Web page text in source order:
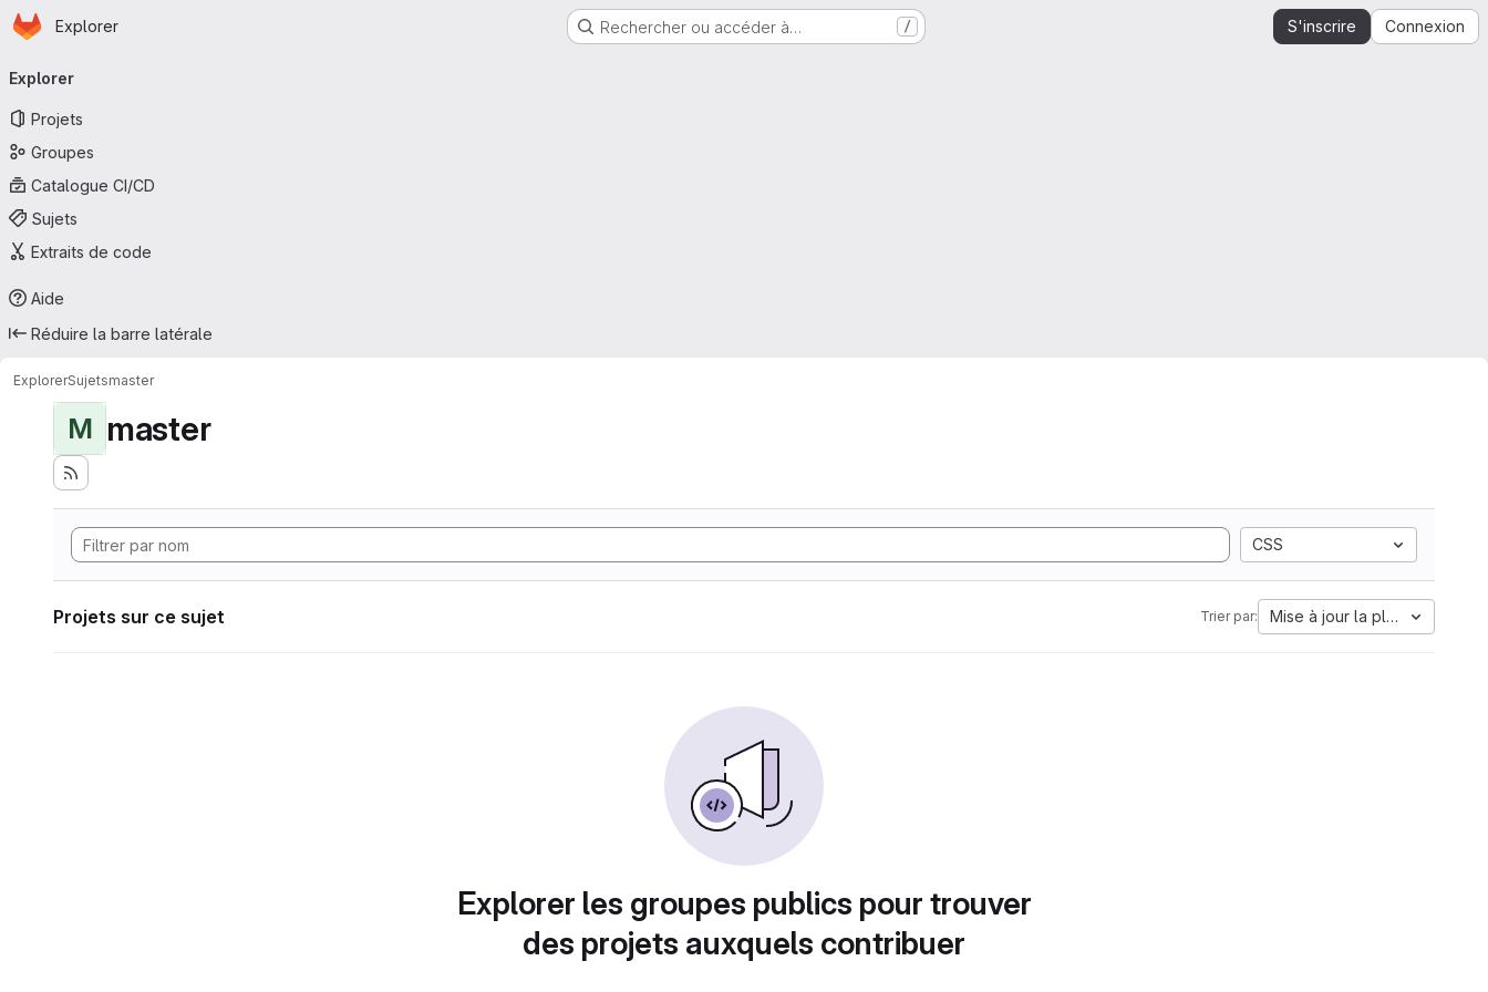
Passer au contenu principal
Page d'accueil
Explorer Rechercher ou accéder à… / S'inscrire Connexion
principale
Explorer
Projets
Groupes
Catalogue CI/CD
Sujets
Extraits de code
Aide
Réduire la barre latérale
ExplorerSujetsmaster
M master
CSS
Projets sur ce sujet Trier par: Mise à jour la plus ancienne
Explorer les groupes publics pour trouver
des projets auxquels contribuer